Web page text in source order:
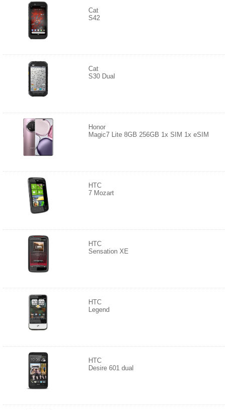
Cat
S42
Cat
S30 Dual
Honor
Magic7 Lite 8GB 256GB 1x SIM 1x eSIM
HTC
7 Mozart
HTC
Sensation XE
HTC
Legend
HTC
Desire 601 dual